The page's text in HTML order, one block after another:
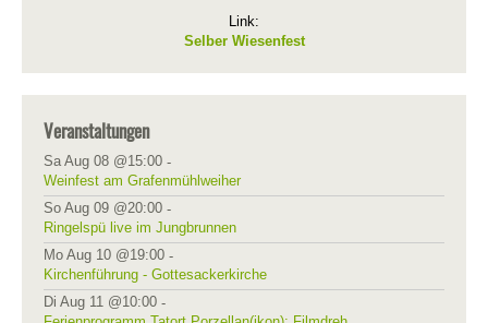
Link:
Selber Wiesenfest
Veranstaltungen
Sa Aug 08 @15:00 -
Weinfest am Grafenmühlweiher
So Aug 09 @20:00 -
Ringelspü live im Jungbrunnen
Mo Aug 10 @19:00 -
Kirchenführung - Gottesackerkirche
Di Aug 11 @10:00 -